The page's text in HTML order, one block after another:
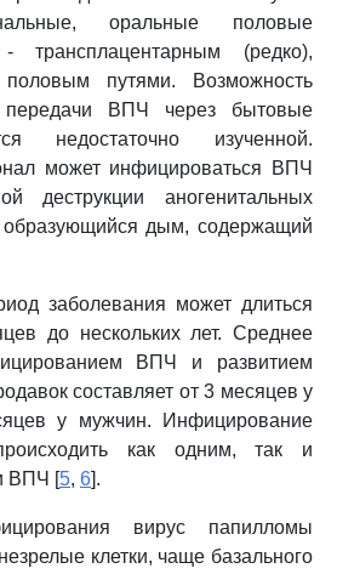
оральные половые
трансплацентарным (редко),
путями. Возможность
передачи ВПЧ через бытовые
недостаточно изученной.
может инфицироваться ВПЧ
деструкции аногенитальных
образующийся дым, содержащий
заболевания может длиться
до нескольких лет. Среднее
ВПЧ и развитием
составляет от 3 месяцев у
у мужчин. Инфицирование
как одним, так и
ВПЧ [5, 6].
вирус папилломы
клетки, чаще базального